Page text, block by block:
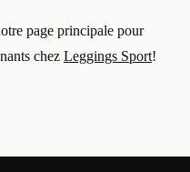
page principale pour
chez Leggings Sport!